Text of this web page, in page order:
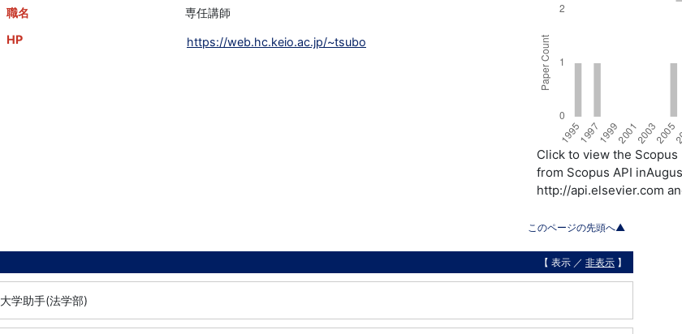
職名
専任講師
HP
https://web.hc.keio.ac.jp/~tsubo
Click to view the
from Scopus API
http://api.elsevier.com
このページの先頭へ▲
【 表示 ／ 非表示 】
大学助手(法学部)